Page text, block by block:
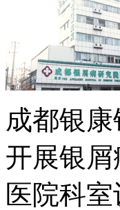
成都银
开展银
医院科